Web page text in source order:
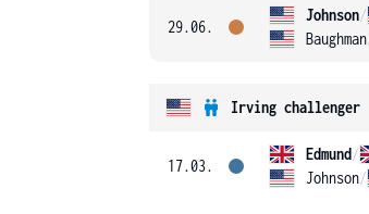
29.06.
Johnson/
Baughman
Irving challenger
17.03.
Edmund/
Johnson/